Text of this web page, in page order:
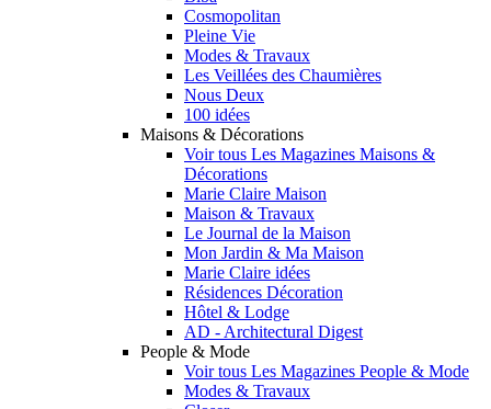
Cosmopolitan
Pleine Vie
Modes & Travaux
Les Veillées des Chaumières
Nous Deux
100 idées
Maisons & Décorations
Voir tous Les Magazines Maisons &
Décorations
Marie Claire Maison
Maison & Travaux
Le Journal de la Maison
Mon Jardin & Ma Maison
Marie Claire idées
Résidences Décoration
Hôtel & Lodge
AD - Architectural Digest
People & Mode
Voir tous Les Magazines People & Mode
Modes & Travaux